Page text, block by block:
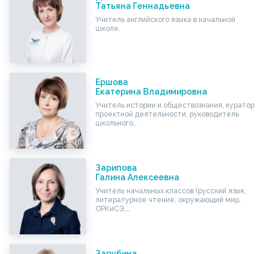
Татьяна Геннадьевна
Учитель английского языка в начальной
школе.
Ершова
Екатерина Владимировна
Учитель истории и обществознания, куратор
проектной деятельности, руководитель
школьного…
Зарипова
Галина Алексеевна
Учитель начальных классов (русский язык,
литературное чтение, окружающий мир,
ОРКиСЭ,…